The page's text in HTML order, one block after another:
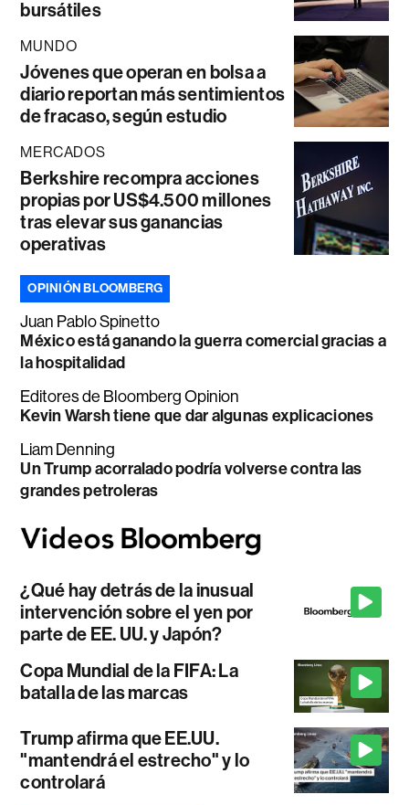
bursátiles
MUNDO
Jóvenes que operan en bolsa a
diario reportan más sentimientos
de fracaso, según estudio
MERCADOS
Berkshire recompra acciones
propias por US$4.500 millones
tras elevar sus ganancias
operativas
OPINIÓN BLOOMBERG
Juan Pablo Spinetto
México está ganando la guerra comercial gracias a
la hospitalidad
Editores de Bloomberg Opinion
Kevin Warsh tiene que dar algunas explicaciones
Liam Denning
Un Trump acorralado podría volverse contra las
grandes petroleras
¿Qué hay detrás de la inusual
intervención sobre el yen por
parte de EE. UU. y Japón?
Copa Mundial de la FIFA: La
batalla de las marcas
Trump afirma que EE.UU.
"mantendrá el estrecho" y lo
controlará